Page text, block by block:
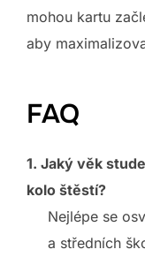
mohou kartu
aby
FAQ
1. Jaký věk
kolo štěstí?
Nejlépe se
a středních